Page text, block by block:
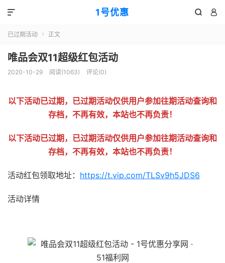
1号优惠  

已过期活动  正文
唯品会双11超级红包活动
2020-10-29 阅读(1063) 评论(0)
以下活动已过期，已过期活动仅供用户参加往期活动查询和
存档，不再有效，本站也不再负责！
以下活动已过期，已过期活动仅供用户参加往期活动查询和
存档，不再有效，本站也不再负责！
活动红包领取地址： https://t.vip.com/TLSv9h5JDS6
活动详情